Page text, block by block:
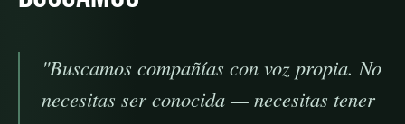
"Buscamos compañías con voz propia. No
necesitas ser conocida — necesitas tener